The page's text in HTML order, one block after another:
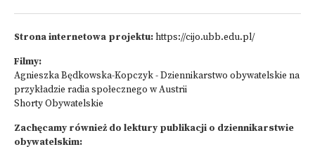
Strona internetowa projektu:https://cijo.ubb.edu.pl/
Filmy:
Agnieszka Będkowska-Kopczyk - Dziennikarstwo obywatelskie na
przykładzie radia społecznego w Austrii
Shorty Obywatelskie
Zachęcamy również do lektury publikacji o dziennikarstwie
obywatelskim: